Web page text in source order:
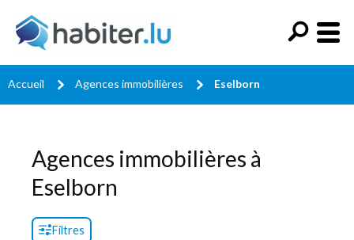
Accueil Agences immobilières Eselborn
Agences immobilières à
Eselborn
Filtres